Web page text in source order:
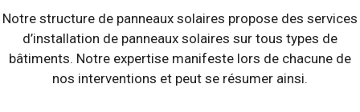
Notre structure de panneaux solaires propose des services
d’installation de panneaux solaires sur tous types de
bâtiments. Notre expertise manifeste lors de chacune de
nos interventions et peut se résumer ainsi.